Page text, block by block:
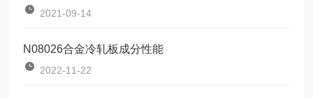
2021-09-14
N08026合金冷轧板成分性能
2022-11-22